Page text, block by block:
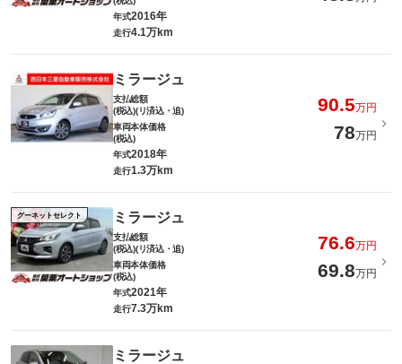
年式2016年
走行4.1万km
ミラージュ
支払総額
(税込)(リ済込・追)
90.5万円
車両本体価格
(税込)
78万円
年式2018年
走行1.3万km
グーネットセレクト ミラージュ
支払総額
(税込)(リ済込・追)
76.6万円
車両本体価格
(税込)
69.8万円
年式2021年
走行7.3万km
ミラージュ